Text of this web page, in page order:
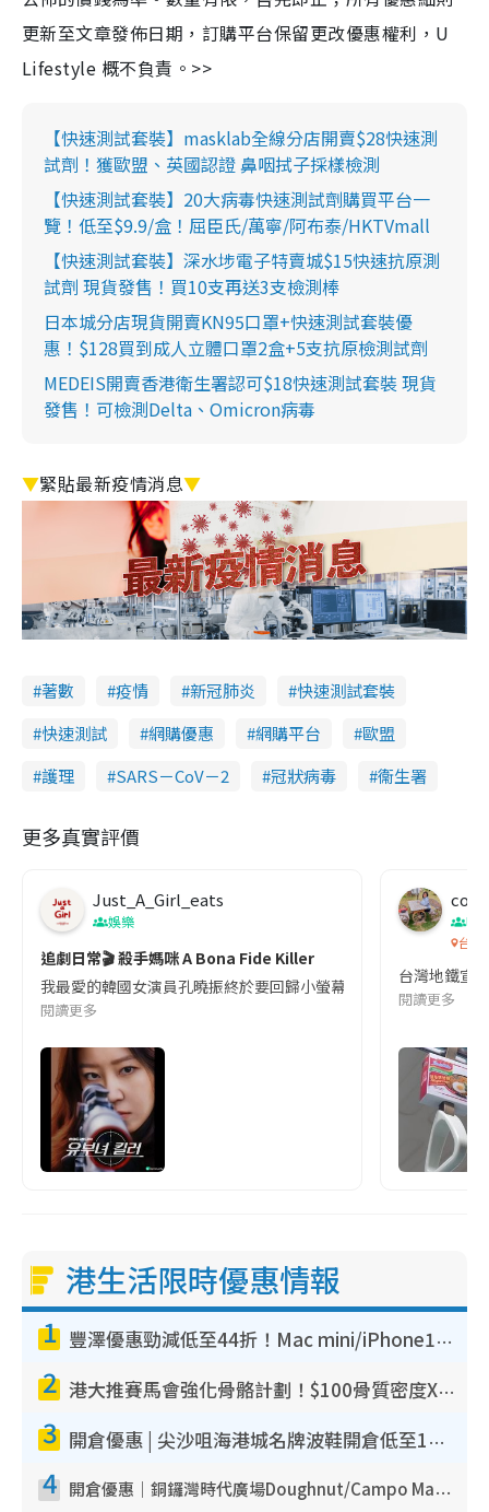
更新至文章發佈日期，訂購平台保留更改優惠權利，U
Lifestyle 概不負責。>>
【快速測試套裝】masklab全線分店開賣$28快速測
試劑！獲歐盟、英國認證 鼻咽拭子採樣檢測
【快速測試套裝】20大病毒快速測試劑購買平台一
覽！低至$9.9/盒！屈臣氏/萬寧/阿布泰/HKTVmall
【快速測試套裝】深水埗電子特賣城$15快速抗原測
試劑 現貨發售！買10支再送3支檢測棒
日本城分店現貨開賣KN95口罩+快速測試套裝優
惠！$128買到成人立體口罩2盒+5支抗原檢測試劑
MEDEIS開賣香港衛生署認可$18快速測試套裝 現貨
發售！可檢測Delta、Omicron病毒
▼緊貼最新疫情消息▼
著數 疫情 新冠肺炎
快速測試套裝
快速測試
網購優惠 網購平台
歐盟
護理
SARS－CoV－2 冠狀病毒 衞生署
更多真實評價
Just_A_Girl_eats
娛樂
追劇日常🎬 殺手媽咪 A Bona Fide Killer
我最愛的韓國女演員孔曉振終於要回歸小螢幕啦!這次的劇本改編
閱讀更多
co
吹
台灣
台灣地鐵宣
閱讀更多
港生活限時優惠情報
1 豐澤優惠勁減低至44折！Mac mini/iPhone17Pro大減價！廚房家電$220起
2 港大推賽馬會強化骨骼計劃！$100骨質密度X光檢查 完成免費運動訓練送超市禮券！附參加資格
3 開倉優惠 | 尖沙咀海港城名牌波鞋開倉低至1折！On鞋$899起／Joy&Peace鞋履$98起
4 開倉優惠｜銅鑼灣時代廣場Doughnut/Campo Marzio開倉低至1折！背囊、書包、手袋劈價$200起